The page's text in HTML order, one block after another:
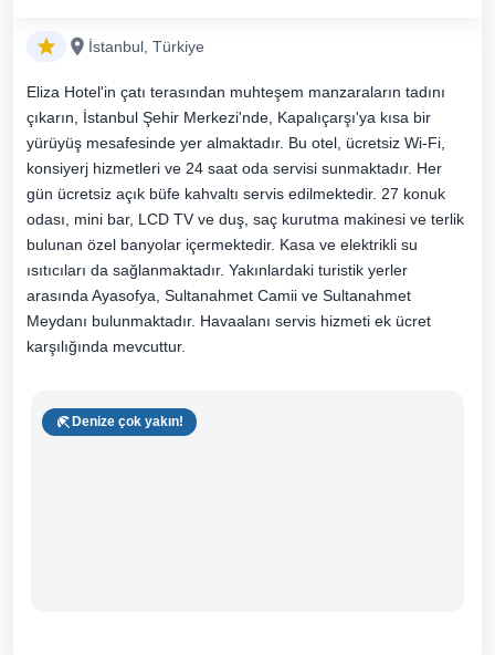
İstanbul, Türkiye
Eliza Hotel'in çatı terasından muhteşem manzaraların tadını
çıkarın, İstanbul Şehir Merkezi'nde, Kapalıçarşı'ya kısa bir
yürüyüş mesafesinde yer almaktadır. Bu otel, ücretsiz Wi-Fi,
konsiyerj hizmetleri ve 24 saat oda servisi sunmaktadır. Her
gün ücretsiz açık büfe kahvaltı servis edilmektedir. 27 konuk
odası, mini bar, LCD TV ve duş, saç kurutma makinesi ve terlik
bulunan özel banyolar içermektedir. Kasa ve elektrikli su
ısıtıcıları da sağlanmaktadır. Yakınlardaki turistik yerler
arasında Ayasofya, Sultanahmet Camii ve Sultanahmet
Meydanı bulunmaktadır. Havaalanı servis hizmeti ek ücret
karşılığında mevcuttur.
Denize çok yakın!